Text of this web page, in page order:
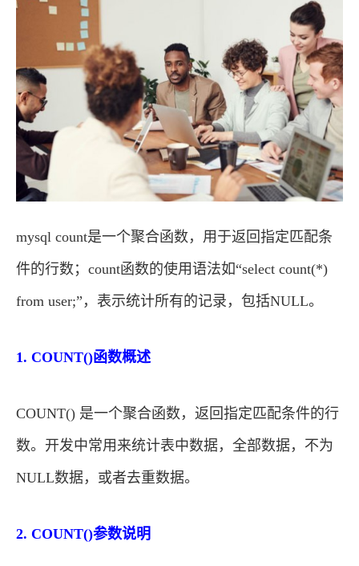
mysql count是一个聚合函数，用于返回指定匹配条
件的行数；count函数的使用语法如“select count(*)
from user;”，表示统计所有的记录，包括NULL。
1. COUNT()函数概述
COUNT() 是一个聚合函数，返回指定匹配条件的行
数。开发中常用来统计表中数据，全部数据，不为
NULL数据，或者去重数据。
2. COUNT()参数说明